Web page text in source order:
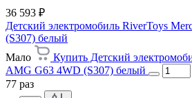
36 593 ₽
Детский электромобиль RiverToys
(S307) белый
Мало
Купить Детский
AMG G63 4WD (S307) белый
77 раз